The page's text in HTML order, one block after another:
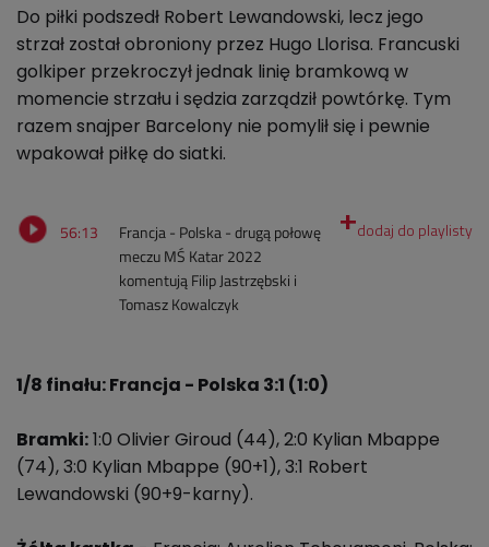
Do piłki podszedł Robert Lewandowski, lecz jego
strzał został obroniony przez Hugo Llorisa. Francuski
golkiper przekroczył jednak linię bramkową w
momencie strzału i sędzia zarządził powtórkę. Tym
razem snajper Barcelony nie pomylił się i pewnie
wpakował piłkę do siatki.
56:13
Francja - Polska - drugą połowę
meczu MŚ Katar 2022
komentują Filip Jastrzębski i
Tomasz Kowalczyk
1/8 finału: Francja - Polska 3:1 (1:0)
Bramki:1:0 Olivier Giroud (44), 2:0 Kylian Mbappe
(74), 3:0 Kylian Mbappe (90+1), 3:1 Robert
Lewandowski (90+9-karny).